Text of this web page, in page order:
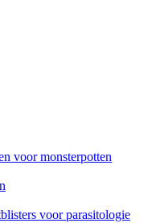
voor monsterpotten
voor parasitologie